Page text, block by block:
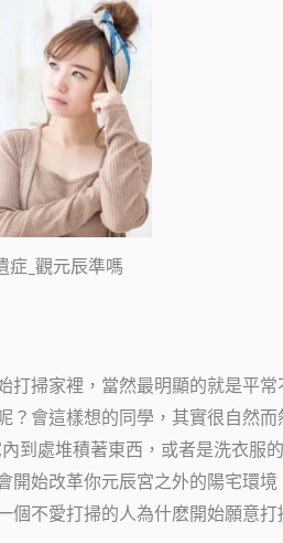
症_觀元辰準嗎
掃家裡，當然最明顯的就是平
會這樣想的同學，其實很自然
處堆積著東西，或者是洗衣服
始改革你元辰宮之外的陽宅環
不愛打掃的人為什麽開始願意